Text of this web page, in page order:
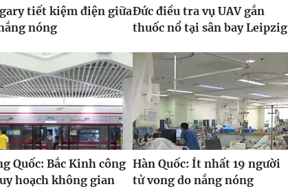
tiết kiệm điện giữa
nóng
Đức điều tra vụ UAV gắn
thuốc nổ tại sân bay Leipzig
Quốc: Bắc Kinh công
hoạch không gian
Hàn Quốc: Ít nhất 19 người
tử vong do nắng nóng